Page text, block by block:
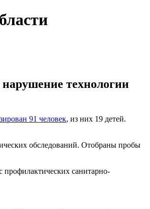
технологии
91 человек, из них 19 детей.
обследований. Отобраны пробы
профилактических санитарно-